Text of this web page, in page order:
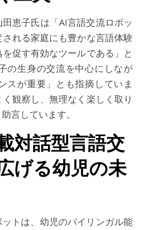
恵子氏は「AI言語交流ロボッ
れる家庭にも豊かな言語体験
促す有効なツールである」と
の生身の交流を中心にしなが
スが重要」とも指摘していま
観察し、無理なく楽しく取り
言しています。
対話型言語交
げる幼児の未
トは、幼児のバイリンガル能